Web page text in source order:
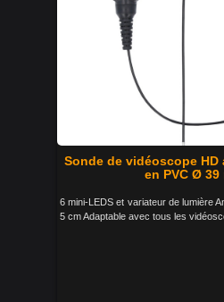
Sonde de vidéoscope
en PVC Ø 39
6 mini-LEDS et variateur de lumière
5 cm Adaptable avec tous les